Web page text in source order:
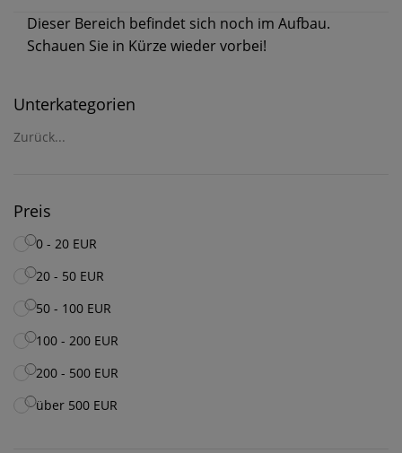
Dieser Bereich befindet sich noch im Aufbau.
Schauen Sie in Kürze wieder vorbei!
Unterkategorien
Zurück...
Preis
0 - 20 EUR
20 - 50 EUR
50 - 100 EUR
100 - 200 EUR
200 - 500 EUR
über 500 EUR